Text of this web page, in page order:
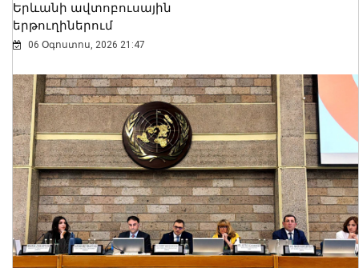
Երևանի ավտոբուսային
երթուղիներում
06 Օգոստոս, 2026 21:47